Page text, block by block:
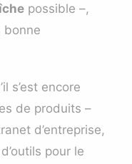
possible –,
bonne
s’est encore
de produits –
d’entreprise,
pour le